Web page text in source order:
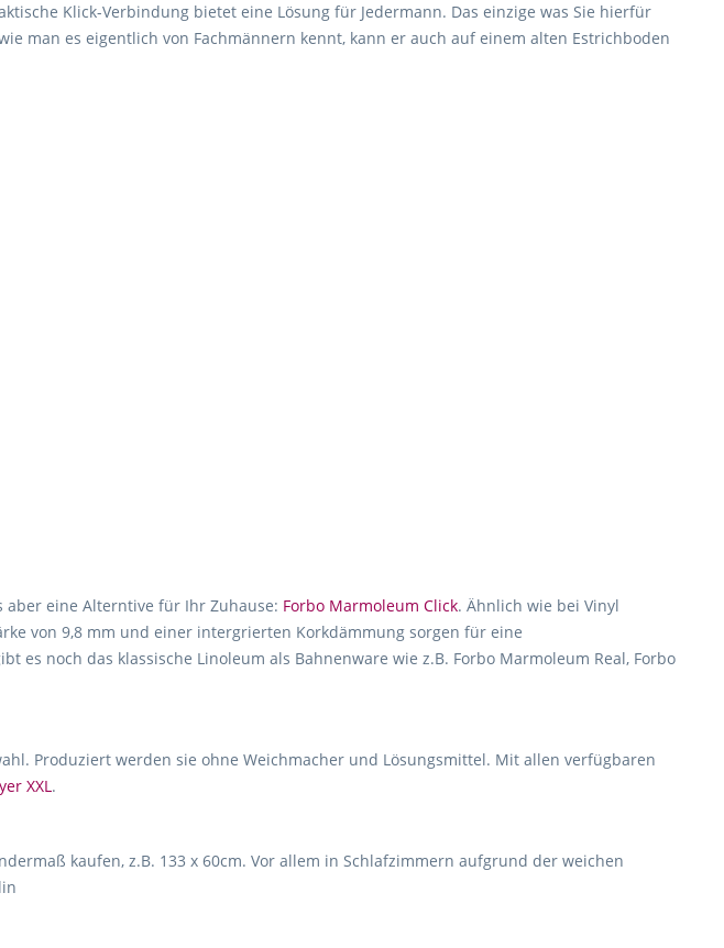
Klick-Verbindung bietet eine Lösung für Jedermann. Das einzige was Sie hierfür
man es eigentlich von Fachmännern kennt, kann er auch auf einem alten Estrichboden
aber eine Alterntive für Ihr Zuhause: Forbo Marmoleum Click. Ähnlich wie bei Vinyl
von 9,8 mm und einer intergrierten Korkdämmung sorgen für eine
noch das klassische Linoleum als Bahnenware wie z.B. Forbo Marmoleum Real, Forbo
Produziert werden sie ohne Weichmacher und Lösungsmittel. Mit allen verfügbaren
XXL.
kaufen, z.B. 133 x 60cm. Vor allem in Schlafzimmern aufgrund der weichen